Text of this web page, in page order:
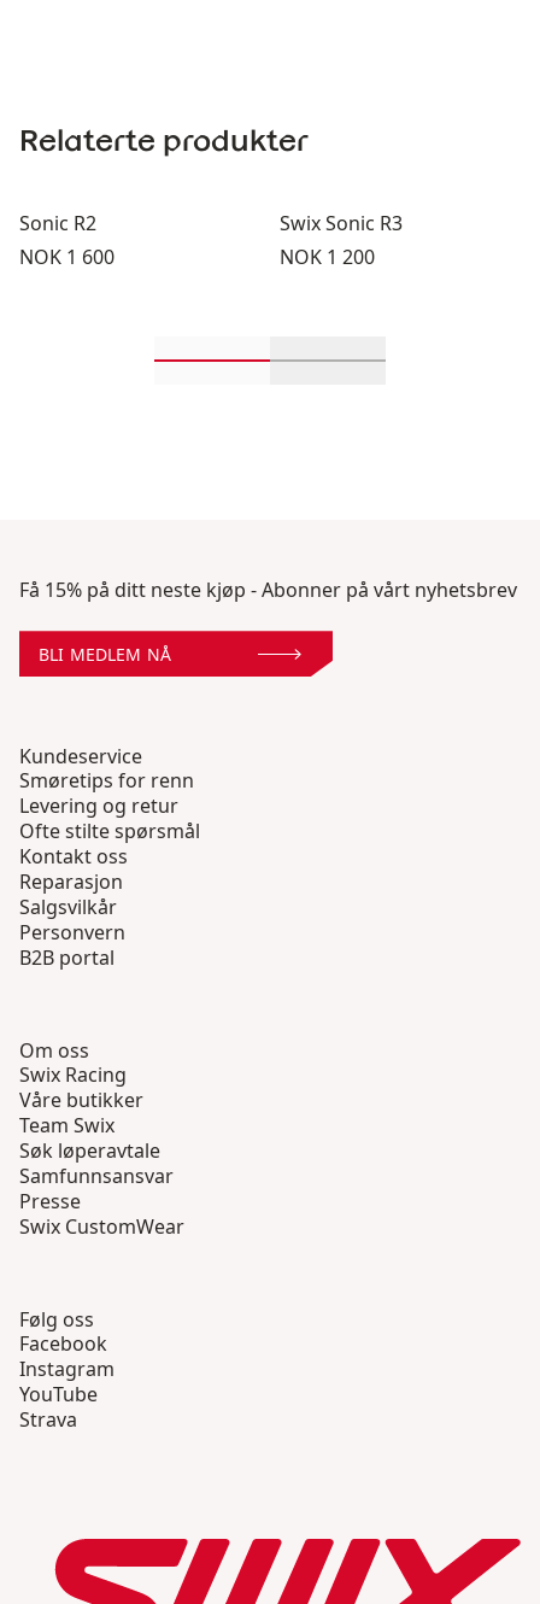
Relaterte produkter
Sonic R2
Pris:
NOK 1 600
Swix Sonic R3
Pris:
NOK 1 200
Få 15% på ditt neste kjøp - Abonner på vårt nyhetsbrev
BLI MEDLEM NÅ
Kundeservice
Smøretips for renn
Levering og retur
Ofte stilte spørsmål
Kontakt oss
Reparasjon
Salgsvilkår
Personvern
B2B portal
Om oss
Swix Racing
Våre butikker
Team Swix
Søk løperavtale
Samfunnsansvar
Presse
Swix CustomWear
Følg oss
Facebook
Instagram
YouTube
Strava